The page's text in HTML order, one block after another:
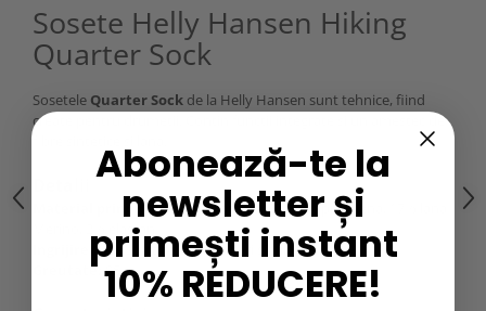
Sosete Helly Hansen Hiking
Quarter Sock
Sosetele Quarter Sock de la Helly Hansen sunt tehnice, fiind
create pentru drumetii. Contin functii integrate si un amestec de
Material principal: 44% poliamida, 37% polipropilena, 17% lana
Merino, 2% elastan
A se spala folosind culori similare.
Greutate: 85 g
Abonează-te la
newsletter și
primești instant
10% REDUCERE!